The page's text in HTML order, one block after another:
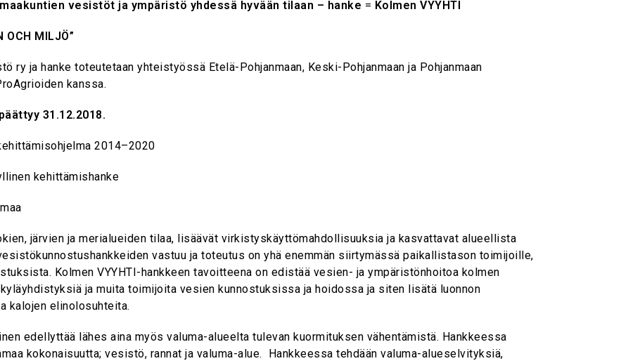
vesistöt ja ympäristö yhdessä hyvään tilaan – hanke = Kolmen VYYHTI
OCH MILJÖ”
ry ja hanke toteutetaan yhteistyössä Etelä-Pohjanmaan, Keski-Pohjanmaan ja Pohjanmaan
kanssa.
31.12.2018.
2014–2020
kehittämishanke
järvien ja merialueiden tilaa, lisäävät virkistyskäyttömahdollisuuksia ja kasvattavat alueellista
vastuu ja toteutus on yhä enemmän siirtymässä paikallistason toimijoille,
Kolmen VYYHTI-hankkeen tavoitteena on edistää vesien- ja ympäristönhoitoa kolmen
ja muita toimijoita vesien kunnostuksissa ja hoidossa ja siten lisätä luonnon
kalojen elinolosuhteita.
edellyttää lähes aina myös valuma-alueelta tulevan kuormituksen vähentämistä. Hankkeessa
kokonaisuutta; vesistö, rannat ja valuma-alue. Hankkeessa tehdään valuma-alueselvityksiä,